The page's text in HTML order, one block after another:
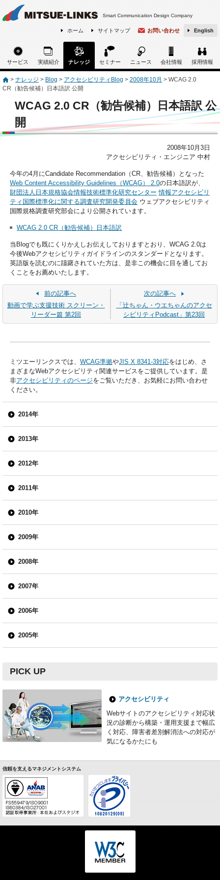
Smart Communication Design Company
ホーム サイトマップ お問い合わせ English
サービス 実績紹介 ナレッジ セミナー ニュース 会社情報 採用情報
> ナレッジ > Blog > アクセシビリティBlog > 2008年10月 > WCAG 2.0
CR（勧告候補）日本語訳 公開
WCAG 2.0 CR（勧告候補）日本語訳 公
開
2008年10月3日
アクセシビリティ・エンジニア 中村
今年の4月にCandidate Recommendation（CR、勧告候補）となった
Web Content Accessibility Guidelines（WCAG） 2.0の日本語訳が、
財団法人日本規格協会情報技術標準化研究センター 情報アクセシビリ
ティ国際標準化に関する調査研究開発委員会 ウェブアクセシビリティ
国際規格調査研究部会により公開されています。
WCAG 2.0 CR（勧告候補）日本語訳
当Blogでも既にくりかえしお伝えしておりますとおり、WCAG 2.0は
今後Webアクセシビリティガイドラインのスタンダードとなります。
英語版を読むのに躊躇されていた方は、是非この機会に目を通してお
くことをお薦めいたします。
前の記事へ
動画で学ぶ支援技術 スクリーン・
リーダー篇 第2回
次の記事へ
「辻ちゃん・ウエちゃんのアクセ
シビリティPodcast」第23回
ミツエーリンクスでは、 WCAG準拠やJIS X 8341-3対応をはじめ、さ
まざまなWebアクセシビリティ関連サービスをご提供しています。是
非アクセシビリティのページをご覧いただき、お気軽にお問い合わせ
ください。
2014年
2013年
2012年
2011年
2010年
2009年
2008年
2007年
2006年
2005年
PICK UP
アクセシビリティ
Webサイトのアクセシビリティ対応状
況の診断から構築・運用支援まで幅広
く対応、障害者差別解消法への対応が
気になるかたにも
信頼を支えるマネジメントシステム